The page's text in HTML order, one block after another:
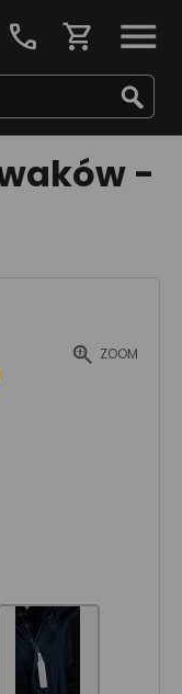
call shopping_cart
-
ZOOM